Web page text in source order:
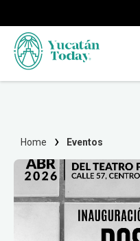
Home Eventos